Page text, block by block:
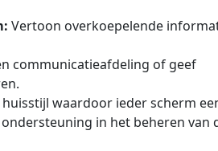
Vertoon overkoepelende
communicatieafdeling of geef
waardoor ieder scherm
in het beheren van